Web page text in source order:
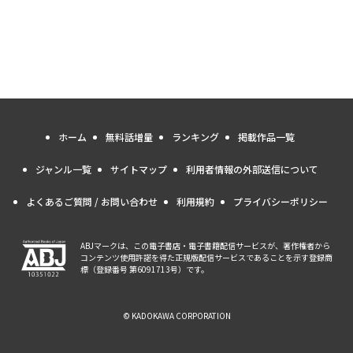
ホーム 無料話増量 ランキング 掲載作品一覧
ジャンル一覧 サイトマップ 利用者情報の外部送信について
よくあるご質問 / お問い合わせ 利用規約 プライバシーポリシー
ABJマークは、この電子書店・電子書籍配信サービスが、著作権者から
コンテンツ使用許諾を得た正規版配信サービスであることを示す登録商
標（登録番号 第6091713号）です。
© KADOKAWA CORPORATION